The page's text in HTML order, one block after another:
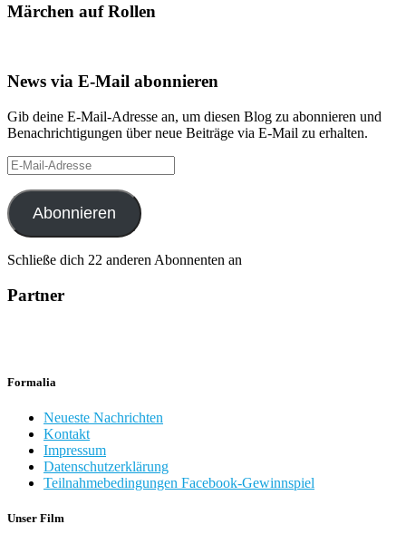
Märchen auf Rollen
News via E-Mail abonnieren
Gib deine E-Mail-Adresse an, um diesen Blog zu abonnieren und
Benachrichtigungen über neue Beiträge via E-Mail zu erhalten.
E-
Mail-
Adresse
Abonnieren
Schließe dich 22 anderen Abonnenten an
Partner
Formalia
Neueste Nachrichten
Kontakt
Impressum
Datenschutzerklärung
Teilnahmebedingungen Facebook-Gewinnspiel
Unser Film